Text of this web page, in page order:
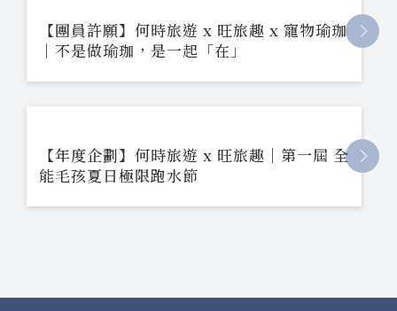
【團員許願】何時旅遊 x 旺旅趣 x 寵物瑜珈
｜不是做瑜珈，是一起「在」
【年度企劃】何時旅遊 x 旺旅趣｜第一屆 全
能毛孩夏日極限跑水節